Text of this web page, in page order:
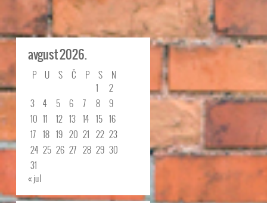
avgust 2026.
P U S Č P S
N
1
2
3
4 5 6 7 8
9
10 11 12 13 14 15 16
17 18 19 20 21 22 23
24 25 26 27 28 29 30
31
« jul